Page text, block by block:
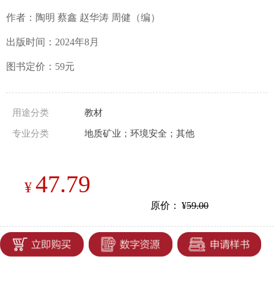
作者：陶明 蔡鑫 赵华涛 周健（编）
出版时间：2024年8月
图书定价：59元
¥ 47.79
用途分类 教材
专业分类 地质矿业；环境安全；其他
原价： ¥59.00